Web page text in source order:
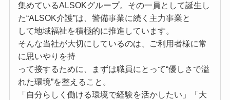
集めているALSOKグループ。その一員として誕生し
た“ALSOK介護”は、警備事業に続く主力事業と
して地域福祉を積極的に推進しています。
そんな当社が大切にしているのは、ご利用者様に常
に思いやりを持
って接するために、まずは職員にとって“優しさで溢
れた環境”を整えること。
「自分らしく働ける環境で経験を活かしたい」「大